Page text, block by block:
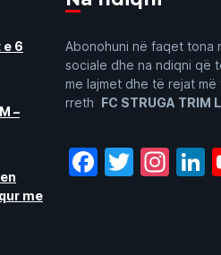
e 6
–
me
Abonohuni në faqet tona
sociale dhe na ndiqni që
me lajmet dhe të rejat
rreth FC STRUGA TRIM